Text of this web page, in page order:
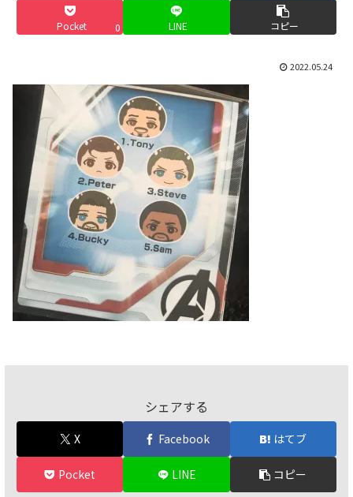
Pocket 0 LINE コピー
2022.05.24
シェアする
X Facebook はてブ
Pocket LINE コピー